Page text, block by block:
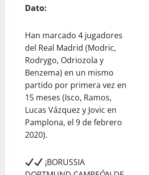
Dato:
Han marcado 4 jugadores
del Real Madrid (Modric,
Rodrygo, Odriozola y
Benzema) en un mismo
partido por primera vez en
15 meses (Isco, Ramos,
Lucas Vázquez y Jovic en
Pamplona, el 9 de febrero
2020).
¡BORUSSIA